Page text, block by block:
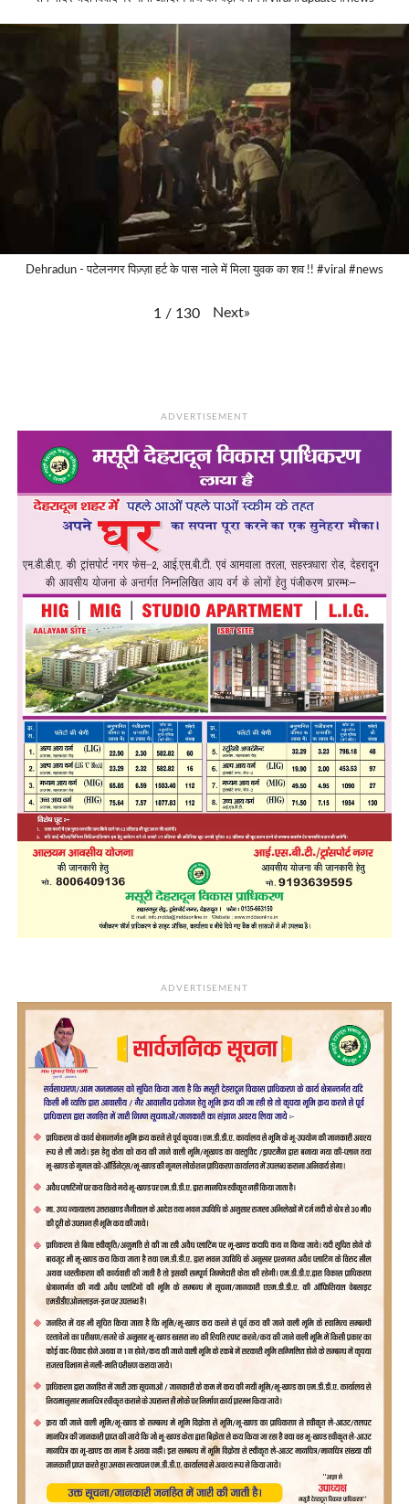
Dehradun - पटेलनगर पिज़्ज़ा हर्ट के पास नाले में मिला युवक का शव !! #viral #news
1 / 130 Next»
ADVERTISEMENT
ADVERTISEMENT